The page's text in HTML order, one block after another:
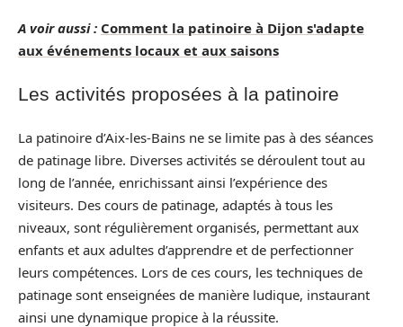
A voir aussi : Comment la patinoire à Dijon s'adapte
aux événements locaux et aux saisons
Les activités proposées à la patinoire
La patinoire d’Aix-les-Bains ne se limite pas à des séances
de patinage libre. Diverses activités se déroulent tout au
long de l’année, enrichissant ainsi l’expérience des
visiteurs. Des cours de patinage, adaptés à tous les
niveaux, sont régulièrement organisés, permettant aux
enfants et aux adultes d’apprendre et de perfectionner
leurs compétences. Lors de ces cours, les techniques de
patinage sont enseignées de manière ludique, instaurant
ainsi une dynamique propice à la réussite.